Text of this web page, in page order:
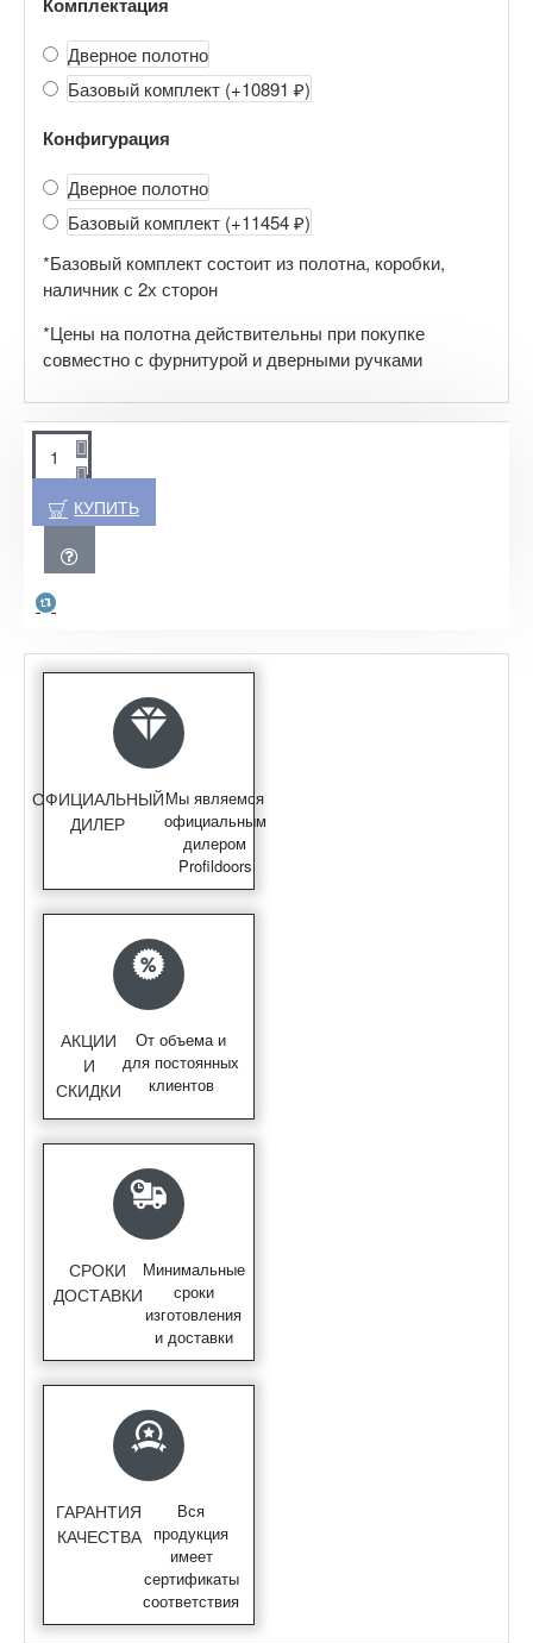
Дверное полотно
Базовый комплект (+10891 ₽)
Конфигурация
Дверное полотно
Базовый комплект (+11454 ₽)
*Базовый комплект состоит из полотна, коробки,
наличник с 2х сторон
*Цены на полотна действительны при покупке
совместно с фурнитурой и дверными ручками
КУПИТЬ
ОФИЦИАЛЬНЫЙ
ДИЛЕР
Мы являемся
официальным
дилером
Profildoors
АКЦИИ
И
СКИДКИ
От объема и
для постоянных
клиентов
СРОКИ
ДОСТАВКИ
Минимальные
сроки
изготовления
и доставки
ГАРАНТИЯ
КАЧЕСТВА
Вся
продукция
имеет
сертификаты
соответствия